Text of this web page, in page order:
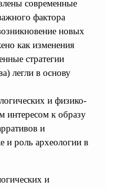
современные
фактора
новых
как изменения
стратегии
легли в основу
и физико-
интересом к образу
и
и роль археологии в
и